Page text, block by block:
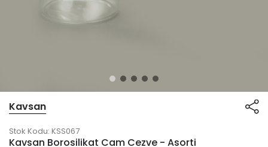
Kavsan
Stok Kodu: KSS067
Kavsan Borosilikat Cam Cezve - Asorti